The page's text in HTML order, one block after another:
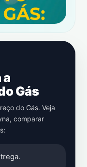
a
Gás
do Gás. Veja
, comparar